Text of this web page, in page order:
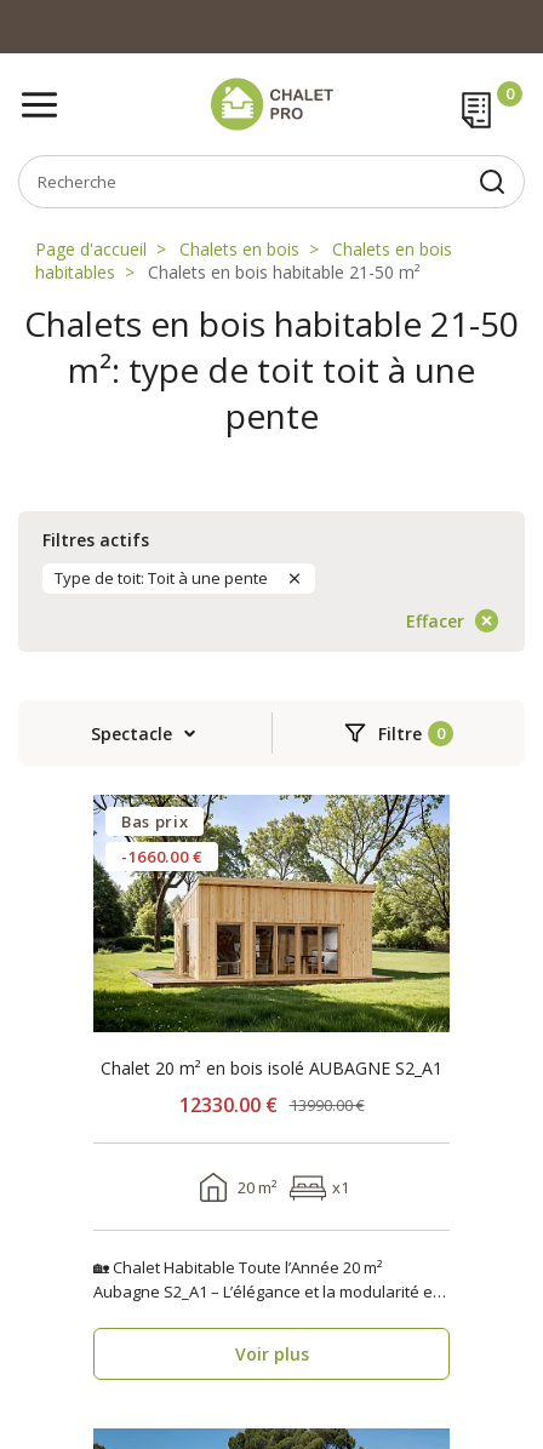
Page d'accueil Chalets en bois
Chalets en bois
habitables
Chalets en bois habitable 21-50 m²
Chalets en bois habitable 21-50
m²: type de toit toit à une
pente
Filtres actifs
Type de toit: Toit à une pente
Effacer
Spectacle Filtre
Bas prix
-1660.00 €
Chalet 20 m² en bois isolé AUBAGNE S2_A1
12330.00 € 13990.00 €
20 m² x1
🏡 Chalet Habitable Toute l’Année 20 m²
Aubagne S2_A1 – L’élégance et la modularité en
Voir plus